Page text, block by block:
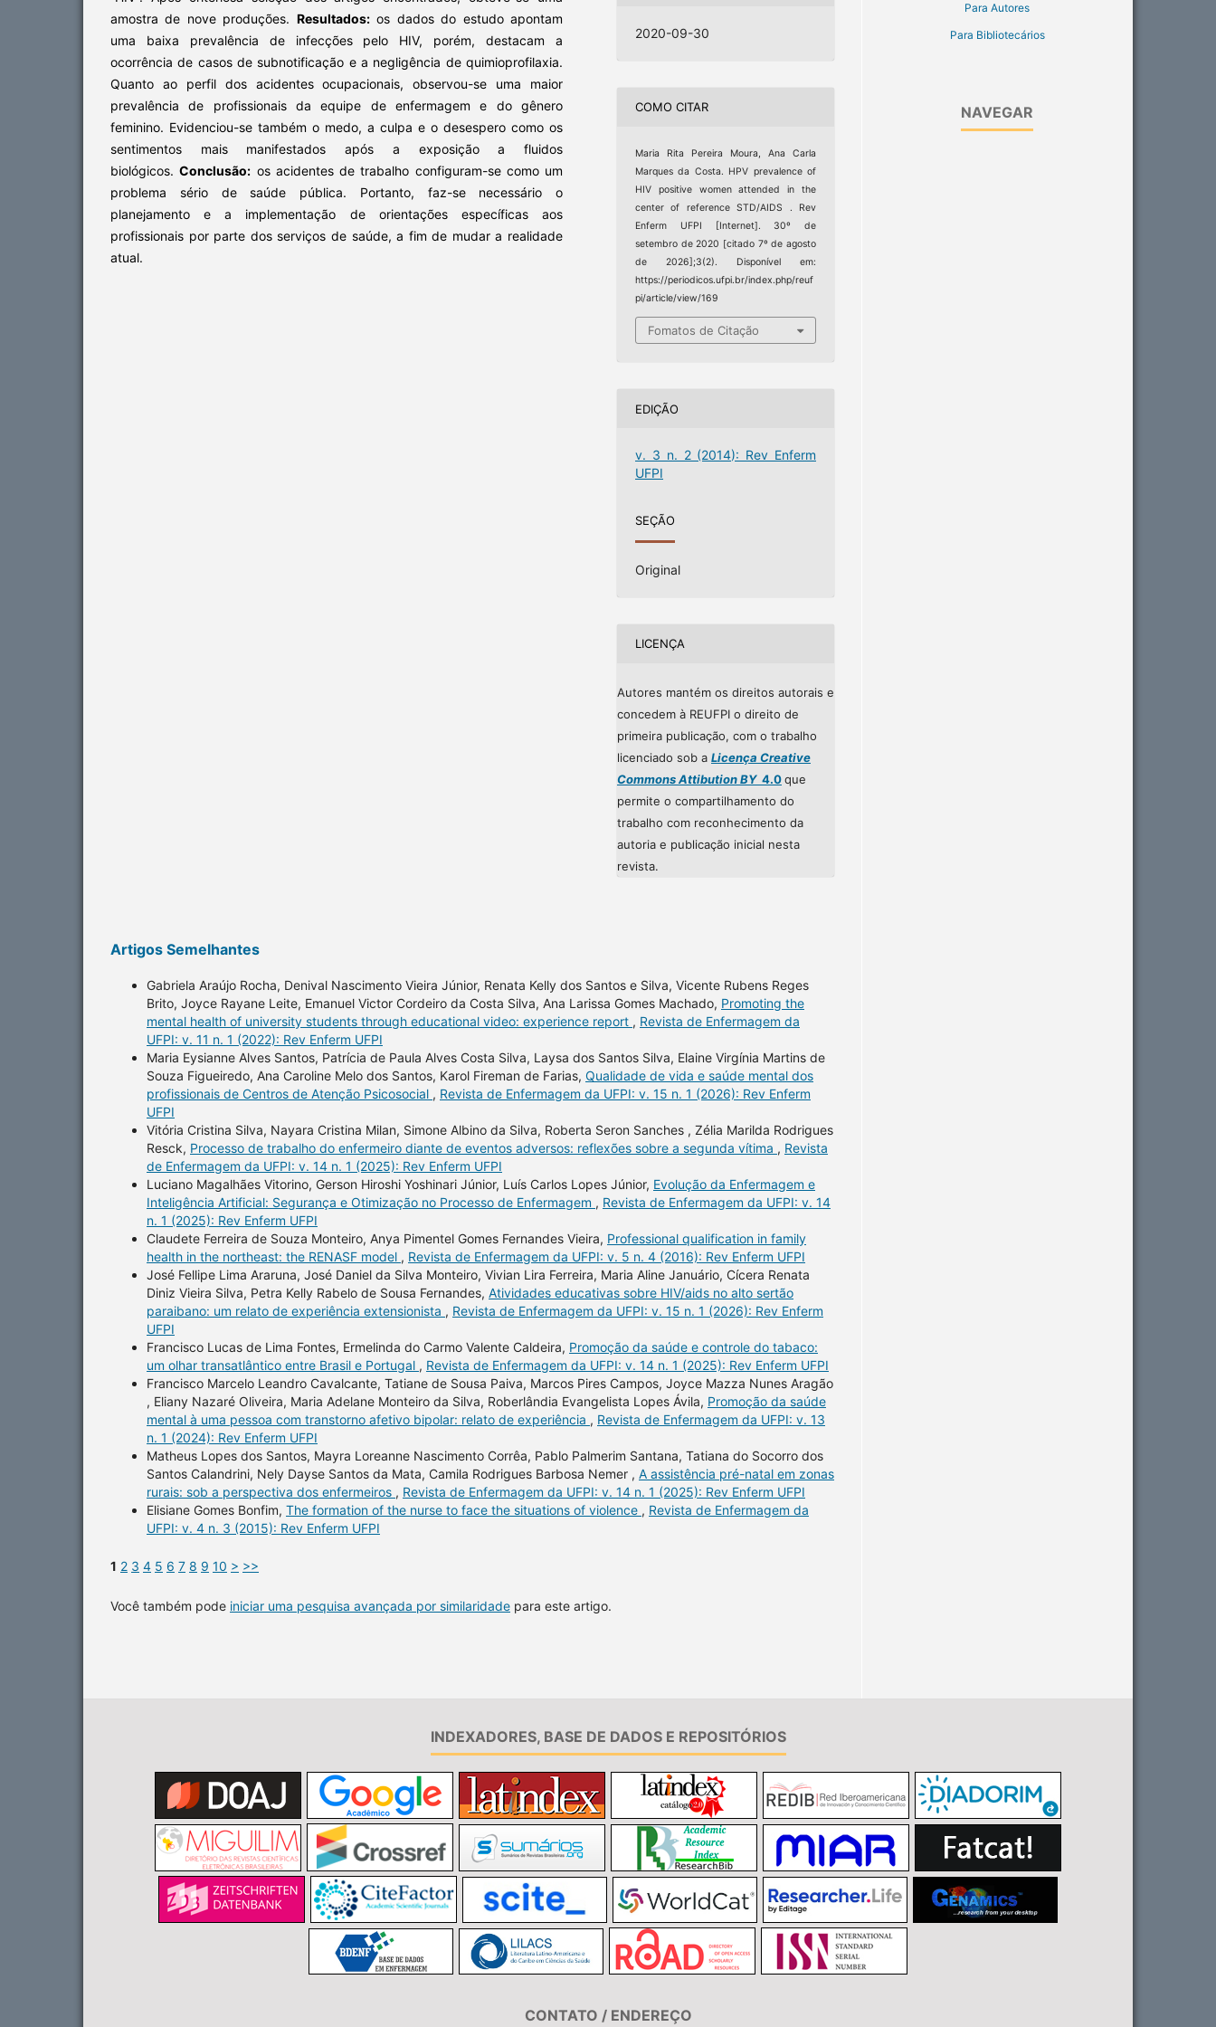
amostra de nove produções. Resultados:os dados do estudo apontam
uma baixa prevalência de infecções pelo HIV, porém, destacam a
ocorrência de casos de subnotificação e a negligência de quimioprofilaxia.
Quanto ao perfil dos acidentes ocupacionais, observou-se uma maior
prevalência de profissionais da equipe de enfermagem e do gênero
feminino. Evidenciou-se também o medo, a culpa e o desespero como os
sentimentos mais manifestados após a exposição a fluidos
biológicos.Conclusão: os acidentes de trabalho configuram-se como um
problema sério de saúde pública. Portanto, faz-se necessário o
planejamento e a implementação de orientações específicas aos
profissionais por parte dos serviços de saúde, a fim de mudar a realidade
atual.
2020-09-30
COMO CITAR
Maria Rita Pereira Moura, Ana Carla
Marques da Costa. HPV prevalence of
HIV positive women attended in the
center of reference STD/AIDS . Rev
Enferm UFPI [Internet]. 30º de
setembro de 2020 [citado 7º de agosto
de 2026];3(2). Disponível em:
https://periodicos.ufpi.br/index.php/reuf
pi/article/view/169
Fomatos de Citação
EDIÇÃO
v. 3 n. 2 (2014): Rev Enferm
UFPI
SEÇÃO
Original
LICENÇA
Autores mantém os direitos autorais e
concedem à REUFPI o direito de
primeira publicação, com o trabalho
licenciado sob a Licença Creative
Commons Attibution BY4.0que
permite o compartilhamento do
trabalho com reconhecimento da
autoria e publicação inicial nesta
revista.
Artigos Semelhantes
Gabriela Araújo Rocha, Denival Nascimento Vieira Júnior, Renata Kelly dos Santos e Silva, Vicente Rubens Reges
Brito, Joyce Rayane Leite, Emanuel Victor Cordeiro da Costa Silva, Ana Larissa Gomes Machado, Promoting the
mental health of university students through educational video: experience report , Revista de Enfermagem da
UFPI: v. 11 n. 1 (2022): Rev Enferm UFPI
Maria Eysianne Alves Santos, Patrícia de Paula Alves Costa Silva, Laysa dos Santos Silva, Elaine Virgínia Martins de
Souza Figueiredo, Ana Caroline Melo dos Santos, Karol Fireman de Farias, Qualidade de vida e saúde mental dos
profissionais de Centros de Atenção Psicosocial , Revista de Enfermagem da UFPI: v. 15 n. 1 (2026): Rev Enferm
UFPI
Vitória Cristina Silva, Nayara Cristina Milan, Simone Albino da Silva, Roberta Seron Sanches , Zélia Marilda Rodrigues
Resck, Processo de trabalho do enfermeiro diante de eventos adversos: reflexões sobre a segunda vítima , Revista
de Enfermagem da UFPI: v. 14 n. 1 (2025): Rev Enferm UFPI
Luciano Magalhães Vitorino, Gerson Hiroshi Yoshinari Júnior, Luís Carlos Lopes Júnior, Evolução da Enfermagem e
Inteligência Artificial: Segurança e Otimização no Processo de Enfermagem , Revista de Enfermagem da UFPI: v. 14
n. 1 (2025): Rev Enferm UFPI
Claudete Ferreira de Souza Monteiro, Anya Pimentel Gomes Fernandes Vieira, Professional qualification in family
health in the northeast: the RENASF model , Revista de Enfermagem da UFPI: v. 5 n. 4 (2016): Rev Enferm UFPI
José Fellipe Lima Araruna, José Daniel da Silva Monteiro, Vivian Lira Ferreira, Maria Aline Januário, Cícera Renata
Diniz Vieira Silva, Petra Kelly Rabelo de Sousa Fernandes, Atividades educativas sobre HIV/aids no alto sertão
paraibano: um relato de experiência extensionista , Revista de Enfermagem da UFPI: v. 15 n. 1 (2026): Rev Enferm
UFPI
Francisco Lucas de Lima Fontes, Ermelinda do Carmo Valente Caldeira, Promoção da saúde e controle do tabaco:
um olhar transatlântico entre Brasil e Portugal , Revista de Enfermagem da UFPI: v. 14 n. 1 (2025): Rev Enferm UFPI
Francisco Marcelo Leandro Cavalcante, Tatiane de Sousa Paiva, Marcos Pires Campos, Joyce Mazza Nunes Aragão
, Eliany Nazaré Oliveira, Maria Adelane Monteiro da Silva, Roberlândia Evangelista Lopes Ávila, Promoção da saúde
mental à uma pessoa com transtorno afetivo bipolar: relato de experiência , Revista de Enfermagem da UFPI: v. 13
n. 1 (2024): Rev Enferm UFPI
Matheus Lopes dos Santos, Mayra Loreanne Nascimento Corrêa, Pablo Palmerim Santana, Tatiana do Socorro dos
Santos Calandrini, Nely Dayse Santos da Mata, Camila Rodrigues Barbosa Nemer , A assistência pré-natal em zonas
rurais: sob a perspectiva dos enfermeiros , Revista de Enfermagem da UFPI: v. 14 n. 1 (2025): Rev Enferm UFPI
Elisiane Gomes Bonfim, The formation of the nurse to face the situations of violence , Revista de Enfermagem da
UFPI: v. 4 n. 3 (2015): Rev Enferm UFPI
1 2 3 4 5 6 7 8 9 10 > >>
Você também pode iniciar uma pesquisa avançada por similaridade para este artigo.
Para Autores
Para Bibliotecários
NAVEGAR
INDEXADORES, BASE DE DADOS E REPOSITÓRIOS
CONTATO / ENDEREÇO